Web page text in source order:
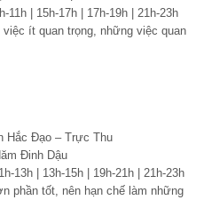
| 15h-17h | 17h-19h | 21h-23h
ít quan trọng, những việc quan
Hắc Đạo – Trực Thu
Đinh Dậu
13h | 13h-15h | 19h-21h | 21h-23h
phần tốt, nên hạn chế làm những